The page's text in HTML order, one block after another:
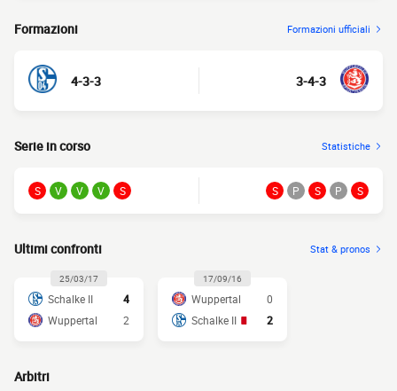
Formazioni Formazioni ufficiali
4-3-3 3-4-3
Serie in corso Statistiche
S V V V S S P S P S
Ultimi confronti Stat & pronos
25/03/17
Schalke II
4
Wuppertal
2
17/09/16
Wuppertal
0
Schalke II
2
Arbitri